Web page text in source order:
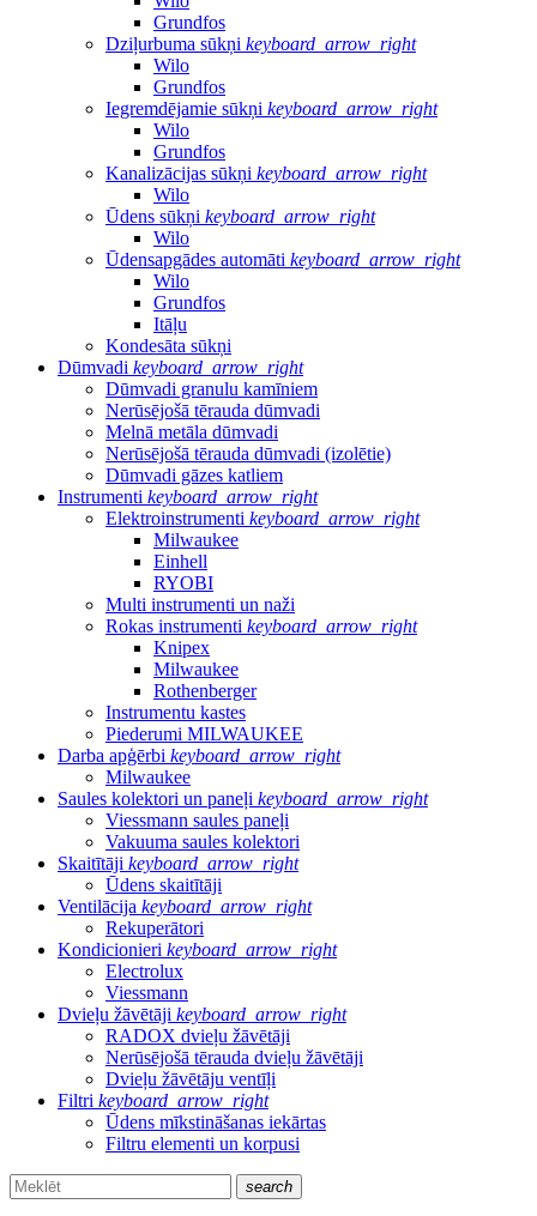
Grundfos
Dziļurbuma sūkņi keyboard_arrow_right
Wilo
Grundfos
Iegremdējamie sūkņi keyboard_arrow_right
Wilo
Grundfos
Kanalizācijas sūkņi keyboard_arrow_right
Wilo
Ūdens sūkņi keyboard_arrow_right
Wilo
Ūdensapgādes automāti keyboard_arrow_right
Wilo
Grundfos
Itāļu
Kondesāta sūkņi
Dūmvadi keyboard_arrow_right
Dūmvadi granulu kamīniem
Nerūsējošā tērauda dūmvadi
Melnā metāla dūmvadi
Nerūsējošā tērauda dūmvadi (izolētie)
Dūmvadi gāzes katliem
Instrumenti keyboard_arrow_right
Elektroinstrumenti keyboard_arrow_right
Milwaukee
Einhell
RYOBI
Multi instrumenti un naži
Rokas instrumenti keyboard_arrow_right
Knipex
Milwaukee
Rothenberger
Instrumentu kastes
Piederumi MILWAUKEE
Darba apģērbi keyboard_arrow_right
Milwaukee
Saules kolektori un paneļi keyboard_arrow_right
Viessmann saules paneļi
Vakuuma saules kolektori
Skaitītāji keyboard_arrow_right
Ūdens skaitītāji
Ventilācija keyboard_arrow_right
Rekuperātori
Kondicionieri keyboard_arrow_right
Electrolux
Viessmann
Dvieļu žāvētāji keyboard_arrow_right
RADOX dvieļu žāvētāji
Nerūsējošā tērauda dvieļu žāvētāji
Dvieļu žāvētāju ventīļi
Filtri keyboard_arrow_right
Ūdens mīkstināšanas iekārtas
Filtru elementi un korpusi
search